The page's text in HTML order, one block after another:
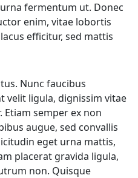
fermentum ut. Donec
enim, vitae lobortis
efficitur, sed mattis
Nunc faucibus
velit ligula, dignissim vitae
semper ex non
augue, sed convallis
eget urna mattis,
placerat gravida ligula,
non. Quisque